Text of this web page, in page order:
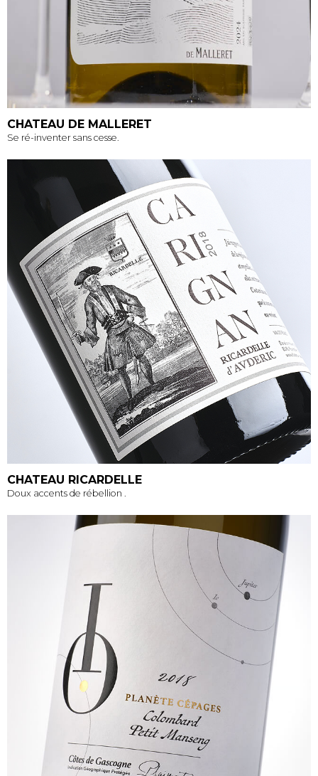
CHATEAU DE MALLERET
Se ré-inventer sans cesse.
CHATEAU RICARDELLE
Doux accents de rébellion .